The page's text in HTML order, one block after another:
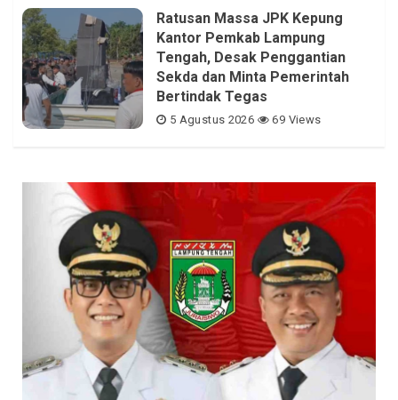
Ratusan Massa JPK Kepung
Kantor Pemkab Lampung
Tengah, Desak Penggantian
Sekda dan Minta Pemerintah
Bertindak Tegas
5 Agustus 2026 69 Views